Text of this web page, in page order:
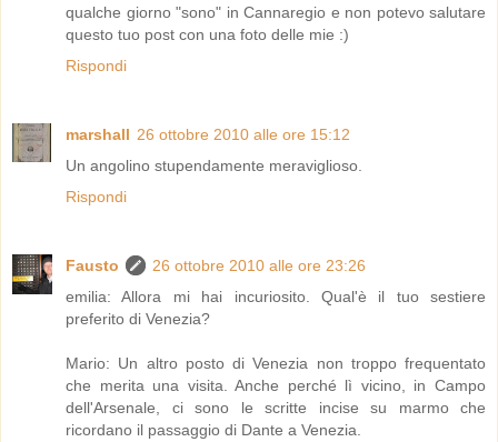
qualche giorno "sono" in Cannaregio e non potevo salutare
questo tuo post con una foto delle mie :)
Rispondi
marshall 26 ottobre 2010 alle ore 15:12
Un angolino stupendamente meraviglioso.
Rispondi
Fausto
26 ottobre 2010 alle ore 23:26
emilia: Allora mi hai incuriosito. Qual'è il tuo sestiere
preferito di Venezia?
Mario: Un altro posto di Venezia non troppo frequentato
che merita una visita. Anche perché lì vicino, in Campo
dell'Arsenale, ci sono le scritte incise su marmo che
ricordano il passaggio di Dante a Venezia.